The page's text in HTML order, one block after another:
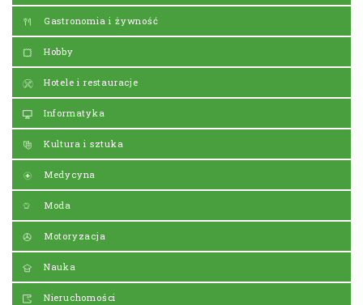
Gastronomia i żywność
Hobby
Hotele i restauracje
Informatyka
Kultura i sztuka
Medycyna
Moda
Motoryzacja
Nauka
Nieruchomości